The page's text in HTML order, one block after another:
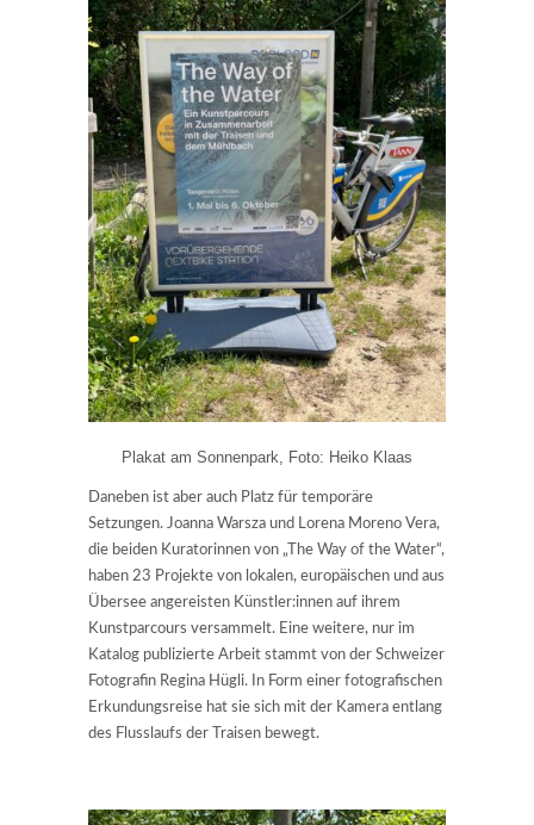
Plakat am Sonnenpark, Foto: Heiko Klaas
Daneben ist aber auch Platz für temporäre
Setzungen. Joanna Warsza und Lorena Moreno Vera,
die beiden Kuratorinnen von „The Way of the Water“,
haben 23 Projekte von lokalen, europäischen und aus
Übersee angereisten Künstler:innen auf ihrem
Kunstparcours versammelt. Eine weitere, nur im
Katalog publizierte Arbeit stammt von der Schweizer
Fotografin Regina Hügli. In Form einer fotografischen
Erkundungsreise hat sie sich mit der Kamera entlang
des Flusslaufs der Traisen bewegt.